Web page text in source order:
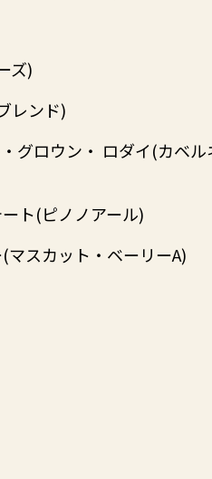
ズ)
レンド)
グロウン・ ロダイ(カベル
ト(ピノノアール)
スカット・ベーリーA)